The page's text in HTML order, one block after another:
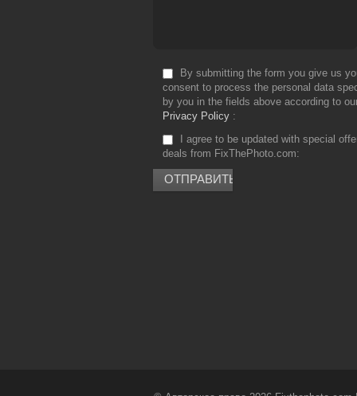
By submitting the form you give us
consent to process the personal data
by you in the fields above according to
Privacy Policy
I agree to be updated with special
deals from FixThePhoto.com